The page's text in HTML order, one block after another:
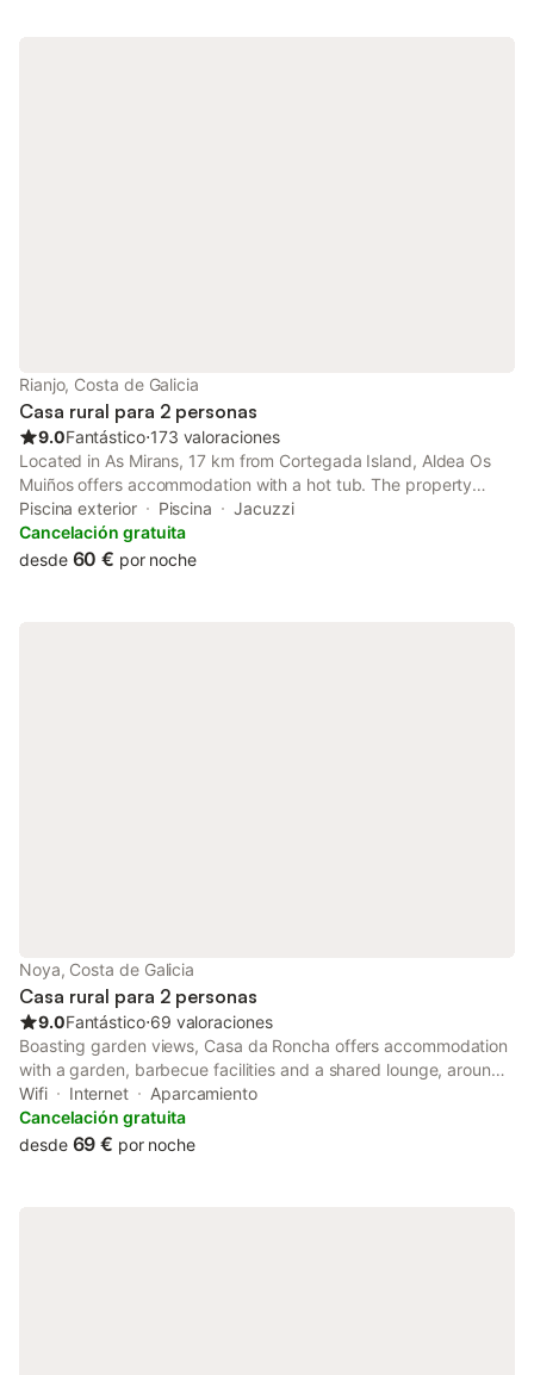
Rianjo, Costa de Galicia
Casa rural para 2 personas
9.0Fantástico⋅173 valoraciones
Located in As Mirans, 17 km from Cortegada Island, Aldea Os
Muiños offers accommodation with a hot tub. The property
features pool and river views, and is 41 km from Santiago de
Compostela Cathedral.
Piscina exterior Piscina
Jacuzzi
Cancelación gratuita
desde 60 € por noche
Noya, Costa de Galicia
Casa rural para 2 personas
9.0Fantástico⋅69 valoraciones
Boasting garden views, Casa da Roncha offers accommodation
with a garden, barbecue facilities and a shared lounge, around
41 km from Santiago de Compostela Cathedral. It is situated 39
km from Cortegada Island and provides a concierge service.
Wifi Internet
Aparcamiento
Cancelación gratuita
desde 69 € por noche